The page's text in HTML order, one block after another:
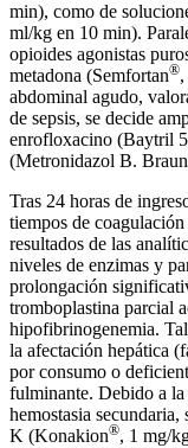
min), como de
ml/kg en 10 min).
opioides agonistas
metadona (Semfortan®
abdominal agudo,
de sepsis, se decide
enrofloxacino (Baytril
(Metronidazol B. Braun
Tras 24 horas de
tiempos de
resultados de las
niveles de enzimas y
prolongación
tromboplastina parcial
hipofibrinogenemia.
la afectación hepática
por consumo o
fulminante. Debido a la
hemostasia
K (Konakion®, 1 mg/